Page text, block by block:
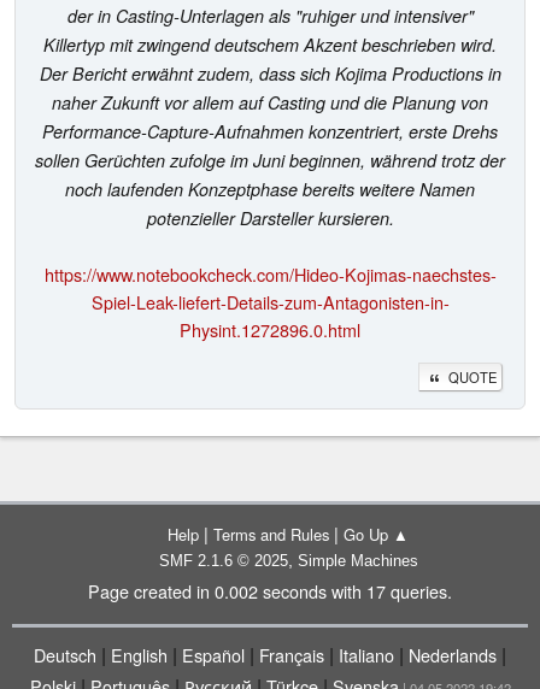
der in Casting-Unterlagen als "ruhiger und intensiver"
Killertyp mit zwingend deutschem Akzent beschrieben wird.
Der Bericht erwähnt zudem, dass sich Kojima Productions in
naher Zukunft vor allem auf Casting und die Planung von
Performance-Capture-Aufnahmen konzentriert, erste Drehs
sollen Gerüchten zufolge im Juni beginnen, während trotz der
noch laufenden Konzeptphase bereits weitere Namen
potenzieller Darsteller kursieren.
https://www.notebookcheck.com/Hideo-Kojimas-naechstes-
Spiel-Leak-liefert-Details-zum-Antagonisten-in-
Physint.1272896.0.html
QUOTE
Help | Terms and Rules | Go Up ▲
SMF 2.1.6 © 2025, Simple Machines
Page created in 0.002 seconds with 17 queries.
Deutsch | English | Español | Français | Italiano | Nederlands |